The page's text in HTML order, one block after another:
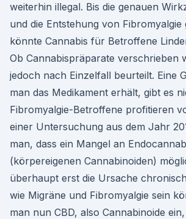
weiterhin illegal. Bis die genauen
und die Entstehung von Fibromyalgie
könnte Cannabis für Betroffene
Ob Cannabispräparate verschrieben
jedoch nach Einzelfall beurteilt. Eine
man das Medikament erhält, gibt es
Fibromyalgie-Betroffene profitieren
einer Untersuchung aus dem Jahr
man, dass ein Mangel an
(körpereigenen Cannabinoiden)
überhaupt erst die Ursache
wie Migräne und Fibromyalgie sein
man nun CBD, also Cannabinoide